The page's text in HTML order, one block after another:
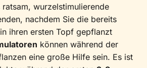
wurzelstimulierende
nachdem Sie die bereits
ihren ersten Topf gepflanzt
können während der
eine große Hilfe sein. Es ist